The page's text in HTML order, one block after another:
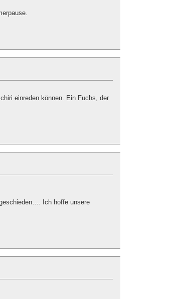
einreden können. Ein Fuchs, der
Ich hoffe unsere